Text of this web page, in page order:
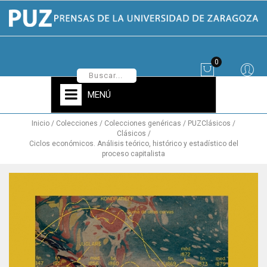
0
MENÚ
Inicio Colecciones Colecciones genéricas
PUZClásicos
Clásicos
Ciclos económicos. Análisis teórico, histórico y estadístico del
proceso capitalista